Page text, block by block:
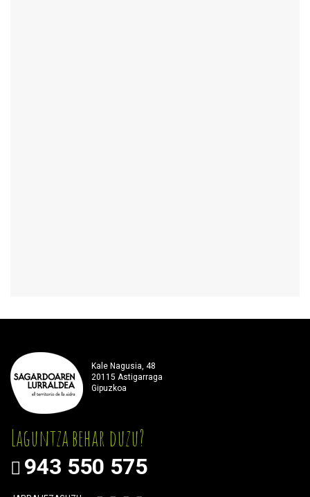
Kale Nagusia, 48
20115 Astigarraga
Gipuzkoa
Laguntza behar duzu?
943 550 575